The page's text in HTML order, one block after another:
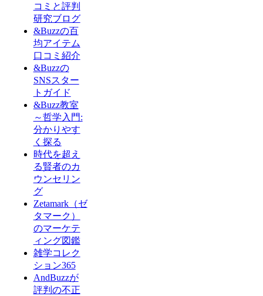
コミと評判
研究ブログ
&Buzzの百
均アイテム
口コミ紹介
&Buzzの
SNSスター
トガイド
&Buzz教室
～哲学入門:
分かりやす
く探る
時代を超え
る賢者のカ
ウンセリン
グ
Zetamark（ゼ
タマーク）
のマーケテ
ィング図鑑
雑学コレク
ション365
AndBuzzが
評判の不正